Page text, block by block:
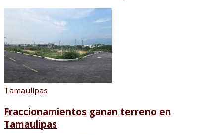
Tamaulipas
Fraccionamientos ganan terreno en
Tamaulipas